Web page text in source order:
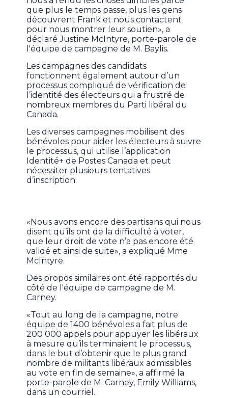
que plus le temps passe, plus les gens
découvrent Frank et nous contactent
pour nous montrer leur soutien», a
déclaré Justine McIntyre, porte-parole de
l'équipe de campagne de M. Baylis.
Les campagnes des candidats
fonctionnent également autour d’un
processus compliqué de vérification de
l’identité des électeurs qui a frustré de
nombreux membres du Parti libéral du
Canada.
Les diverses campagnes mobilisent des
bénévoles pour aider les électeurs à suivre
le processus, qui utilise l’application
Identité+ de Postes Canada et peut
nécessiter plusieurs tentatives
d’inscription.
«Nous avons encore des partisans qui nous
disent qu’ils ont de la difficulté à voter,
que leur droit de vote n’a pas encore été
validé et ainsi de suite», a expliqué Mme
McIntyre.
Des propos similaires ont été rapportés du
côté de l'équipe de campagne de M.
Carney.
«Tout au long de la campagne, notre
équipe de 1400 bénévoles a fait plus de
200 000 appels pour appuyer les libéraux
à mesure qu’ils terminaient le processus,
dans le but d’obtenir que le plus grand
nombre de militants libéraux admissibles
au vote en fin de semaine», a affirmé la
porte-parole de M. Carney, Emily Williams,
dans un courriel.